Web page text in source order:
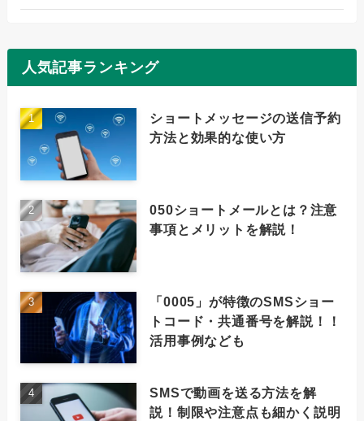
人気記事ランキング
ショートメッセージの送信予約
方法と効果的な使い方
050ショートメールとは？注意
事項とメリットを解説！
「0005」が特徴のSMSショー
トコード・共通番号を解説！！
活用事例なども
SMSで動画を送る方法を解
説！制限や注意点も細かく説明